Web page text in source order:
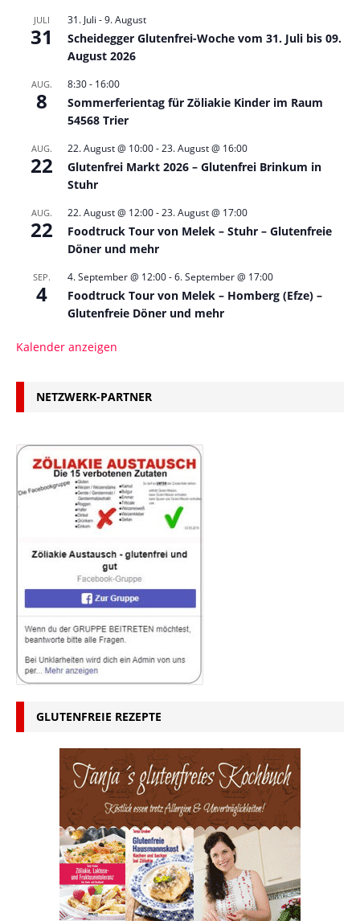
JULI
31
31. Juli -9. August
Scheidegger Glutenfrei-Woche vom 31. Juli bis 09.
August 2026
AUG.
8
8:30- 16:00
Sommerferientag für Zöliakie Kinder im Raum
54568 Trier
AUG.
22
22. August @ 10:00-23. August @ 16:00
Glutenfrei Markt 2026 – Glutenfrei Brinkum in
Stuhr
AUG.
22
22. August @ 12:00-23. August @ 17:00
Foodtruck Tour von Melek – Stuhr – Glutenfreie
Döner und mehr
SEP.
4
4. September @ 12:00-6. September @ 17:00
Foodtruck Tour von Melek – Homberg (Efze) –
Glutenfreie Döner und mehr
Kalender anzeigen
NETZWERK-PARTNER
GLUTENFREIE REZEPTE